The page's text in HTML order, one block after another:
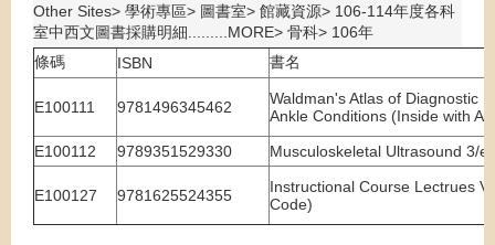
Other Sites
學術專區 圖書室 館藏資源
106-114年度各科
室中西文圖書採購明細.........MORE
骨科
106年
條碼
ISBN 書名
E100111 9781496345462
Waldman's Atlas of Diagnostic
Ankle Conditions (Inside with
E100112
9789351529330 Musculoskeletal Ultrasound 3/e
E100127 9781625524355
Instructional Course Lectrues
Code)